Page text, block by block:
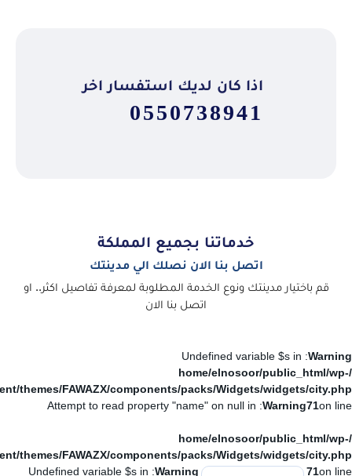
اذا كان لديك استفسار اخر
0550738941
خدماتنا بجميع المملكة
اتصل بنا الان نصلك الي مدينتك
قم باختيار مدينتك ونوع الخدمة المطلوبة لمعرفة تفاصيل اكثر.. او
اتصل بنا الان
Warning
: Undefined variable $s in
/home/elnosoor/public_html/wp-
themes/FAWAZX/components/packs/Widgets/widgets/city.php
on line
71
Warning
: Attempt to read property "name" on null in
/home/elnosoor/public_html/wp-
themes/FAWAZX/components/packs/Widgets/widgets/city.php
on line
71
Warning
: Undefined variable $s in